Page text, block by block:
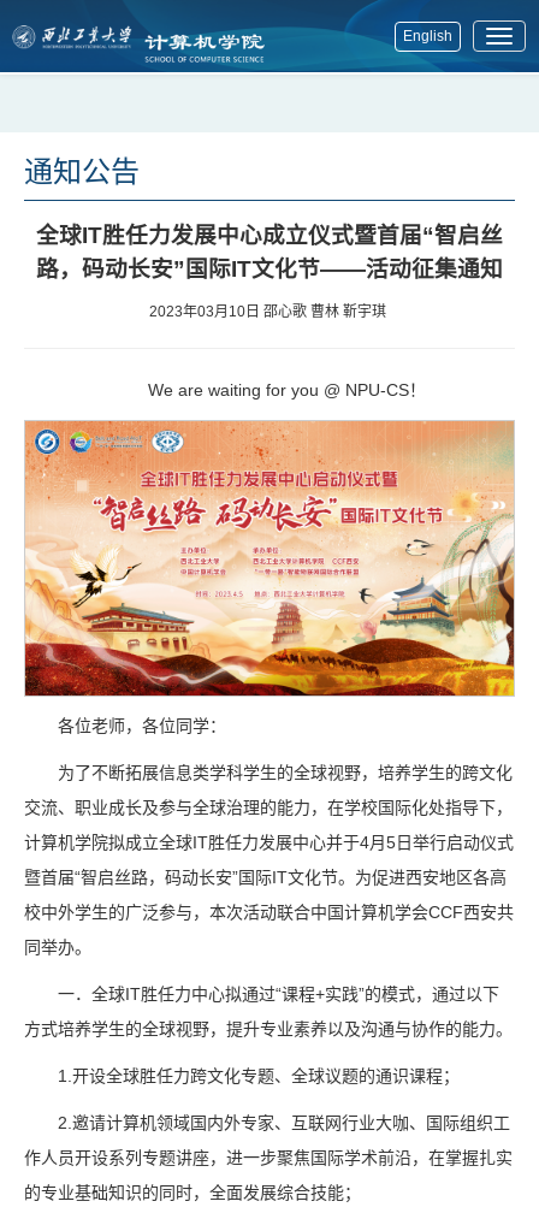
English
展
通知公告
全球IT胜任力发展中心成立仪式暨首届“智启丝
路，码动长安”国际IT文化节——活动征集通知
2023年03月10日 邵心歌 曹林 靳宇琪
We are waiting for you @ NPU-CS！
各位老师，各位同学：
为了不断拓展信息类学科学生的全球视野，培养学生的跨文化
交流、职业成长及参与全球治理的能力，在学校国际化处指导下，
计算机学院拟成立全球IT胜任力发展中心并于4月5日举行启动仪式
暨首届“智启丝路，码动长安”国际IT文化节。为促进西安地区各高
校中外学生的广泛参与，本次活动联合中国计算机学会CCF西安共
同举办。
一．全球IT胜任力中心拟通过“课程+实践”的模式，通过以下
方式培养学生的全球视野，提升专业素养以及沟通与协作的能力。
1.开设全球胜任力跨文化专题、全球议题的通识课程；
2.邀请计算机领域国内外专家、互联网行业大咖、国际组织工
作人员开设系列专题讲座，进一步聚焦国际学术前沿，在掌握扎实
的专业基础知识的同时，全面发展综合技能；